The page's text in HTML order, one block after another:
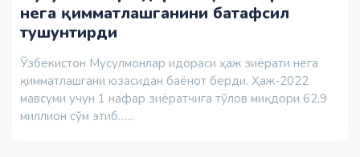
нега қимматлашганини батафсил
тушунтирди
Ўзбекистон Мусулмонлар идораси ҳаж зиёрати нега
қимматлашгани юзасидан баёнот берди. Ҳаж-2022
мавсуми учун 1 нафар зиёратчига тўлов миқдори 62,9
миллион сўм этиб…...